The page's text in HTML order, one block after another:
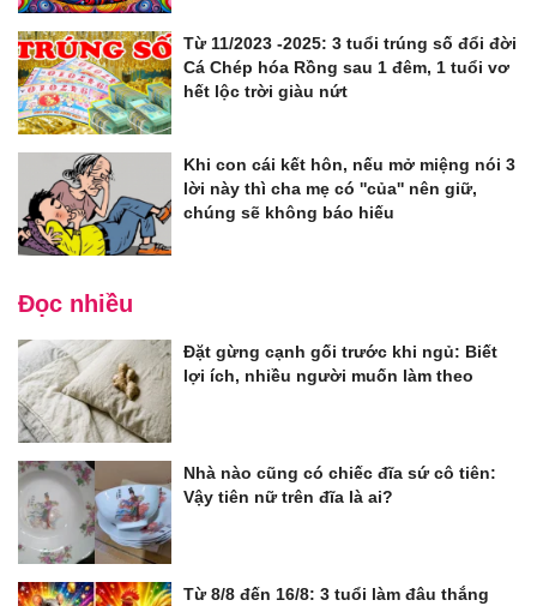
Từ 11/2023 -2025: 3 tuổi trúng số đổi đời
Cá Chép hóa Rồng sau 1 đêm, 1 tuổi vơ
hết lộc trời giàu nứt
Khi con cái kết hôn, nếu mở miệng nói 3
lời này thì cha mẹ có ''của'' nên giữ,
chúng sẽ không báo hiếu
Đọc nhiều
Đặt gừng cạnh gối trước khi ngủ: Biết
lợi ích, nhiều người muốn làm theo
Nhà nào cũng có chiếc đĩa sứ cô tiên:
Vậy tiên nữ trên đĩa là ai?
Từ 8/8 đến 16/8: 3 tuổi làm đâu thắng